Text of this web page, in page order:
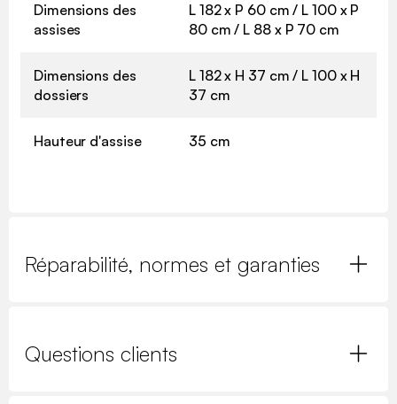
Dimensions des
assises
L 182 x P 60 cm / L 100 x P
80 cm / L 88 x P 70 cm
Dimensions des
dossiers
L 182 x H 37 cm / L 100 x H
37 cm
Hauteur d'assise 35 cm
Réparabilité, normes et garanties
Questions clients